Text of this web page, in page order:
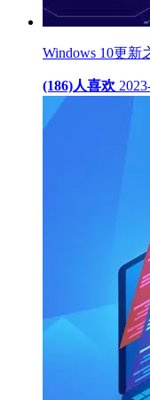
Windows 10更
(186)人喜欢